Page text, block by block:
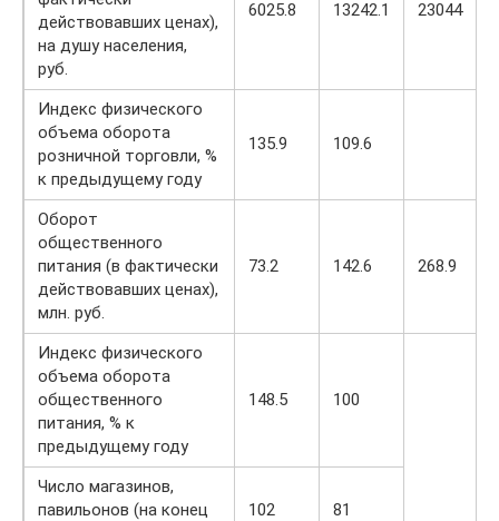
действовавших ценах),
на душу населения,
руб.
6025.8 13242.1 23044
Индекс физического
объема оборота
розничной торговли, %
к предыдущему году
135.9 109.6
Оборот
общественного
питания (в фактически
действовавших ценах),
млн. руб.
73.2 142.6 268.9
Индекс физического
объема оборота
общественного
питания, % к
предыдущему году
148.5 100
Число магазинов,
павильонов (на конец
102 81